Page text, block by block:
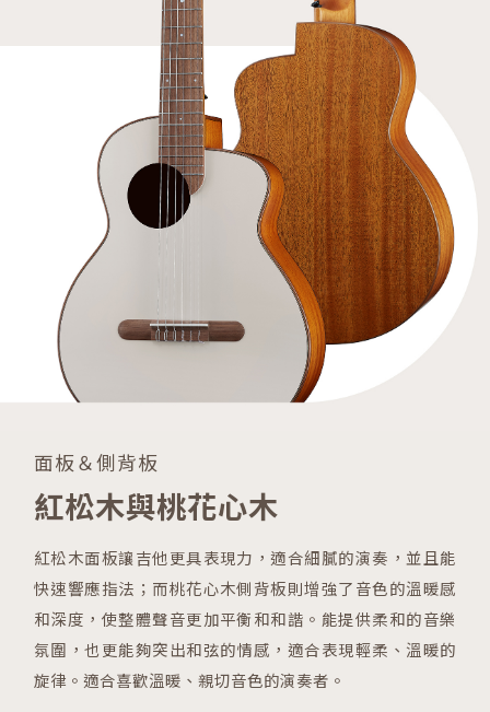
面板＆側背板
紅松木與桃花心木
紅松木面板讓吉他更具表現力，適合細膩的演奏，並且能
快速響應指法；而桃花心木側背板則增強了音色的溫暖感
和深度，使整體聲音更加平衡和和諧。能提供柔和的音樂
氛圍，也更能夠突出和弦的情感，適合表現輕柔、溫暖的
旋律。適合喜歡溫暖、親切音色的演奏者。